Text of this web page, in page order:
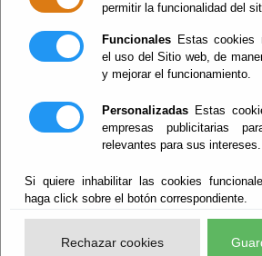
permitir la funcionalidad del
Funcionales Estas cookies
el uso del Sitio web, de
y mejorar el funcionamiento.
Personalizadas Estas
empresas publicitarias
relevantes para sus intereses.
Si quiere inhabilitar las cookies
haga click sobre el botón correspondiente.
Rechazar cookies
Jue, 6 Agosto 2026
- Mapa Web
Mapa Web
Información General